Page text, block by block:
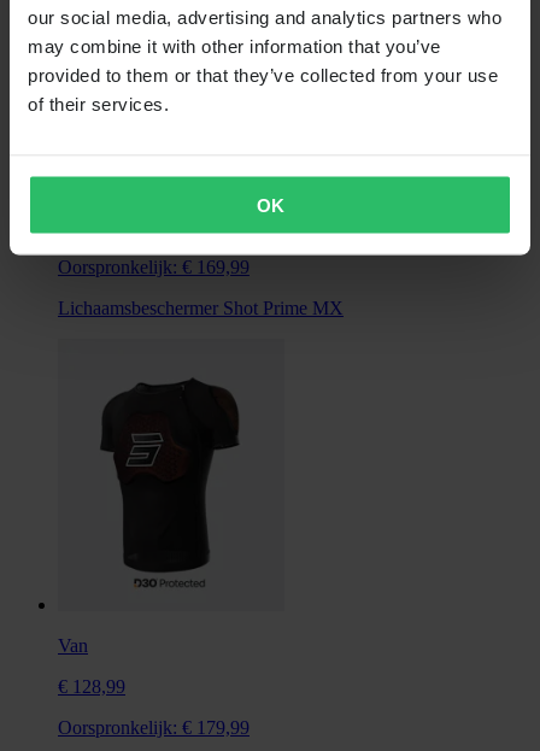
our social media, advertising and analytics partners who
may combine it with other information that you’ve
provided to them or that they’ve collected from your use
of their services.
OK
Oorspronkelijk: € 169,99
Lichaamsbeschermer Shot Prime MX
Van
€ 128,99
Oorspronkelijk: € 179,99